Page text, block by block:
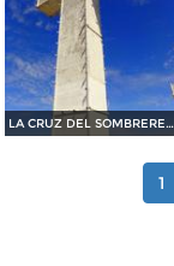
LA CRUZ DEL SOMBRERETILLO
1